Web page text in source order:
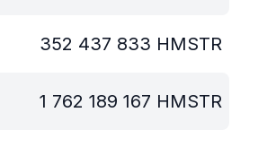
352 437 833 HMSTR
1 762 189 167 HMSTR